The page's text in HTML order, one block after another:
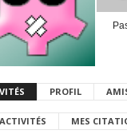
PROFIL
MES